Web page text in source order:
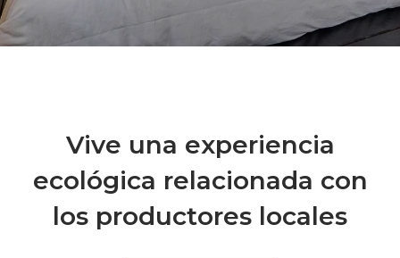
Vive una experiencia
ecológica relacionada con
los productores locales